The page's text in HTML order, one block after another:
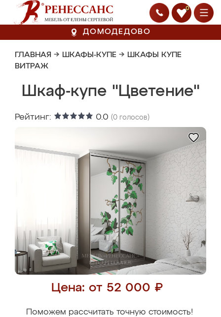
0
ДОМОДЕДОВО
ГЛАВНАЯ → ШКАФЫ-КУПЕ → ШКАФЫ КУПЕ
ВИТРАЖ
Шкаф-купе "Цветение"
Рейтинг: 0.0 (0 голосов)
Цена: от 52 000 ₽
Поможем рассчитать точную стоимость!